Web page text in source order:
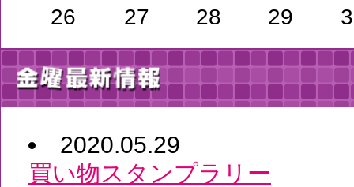
26
27 28 29
2020.05.29
買い物スタンプラリー